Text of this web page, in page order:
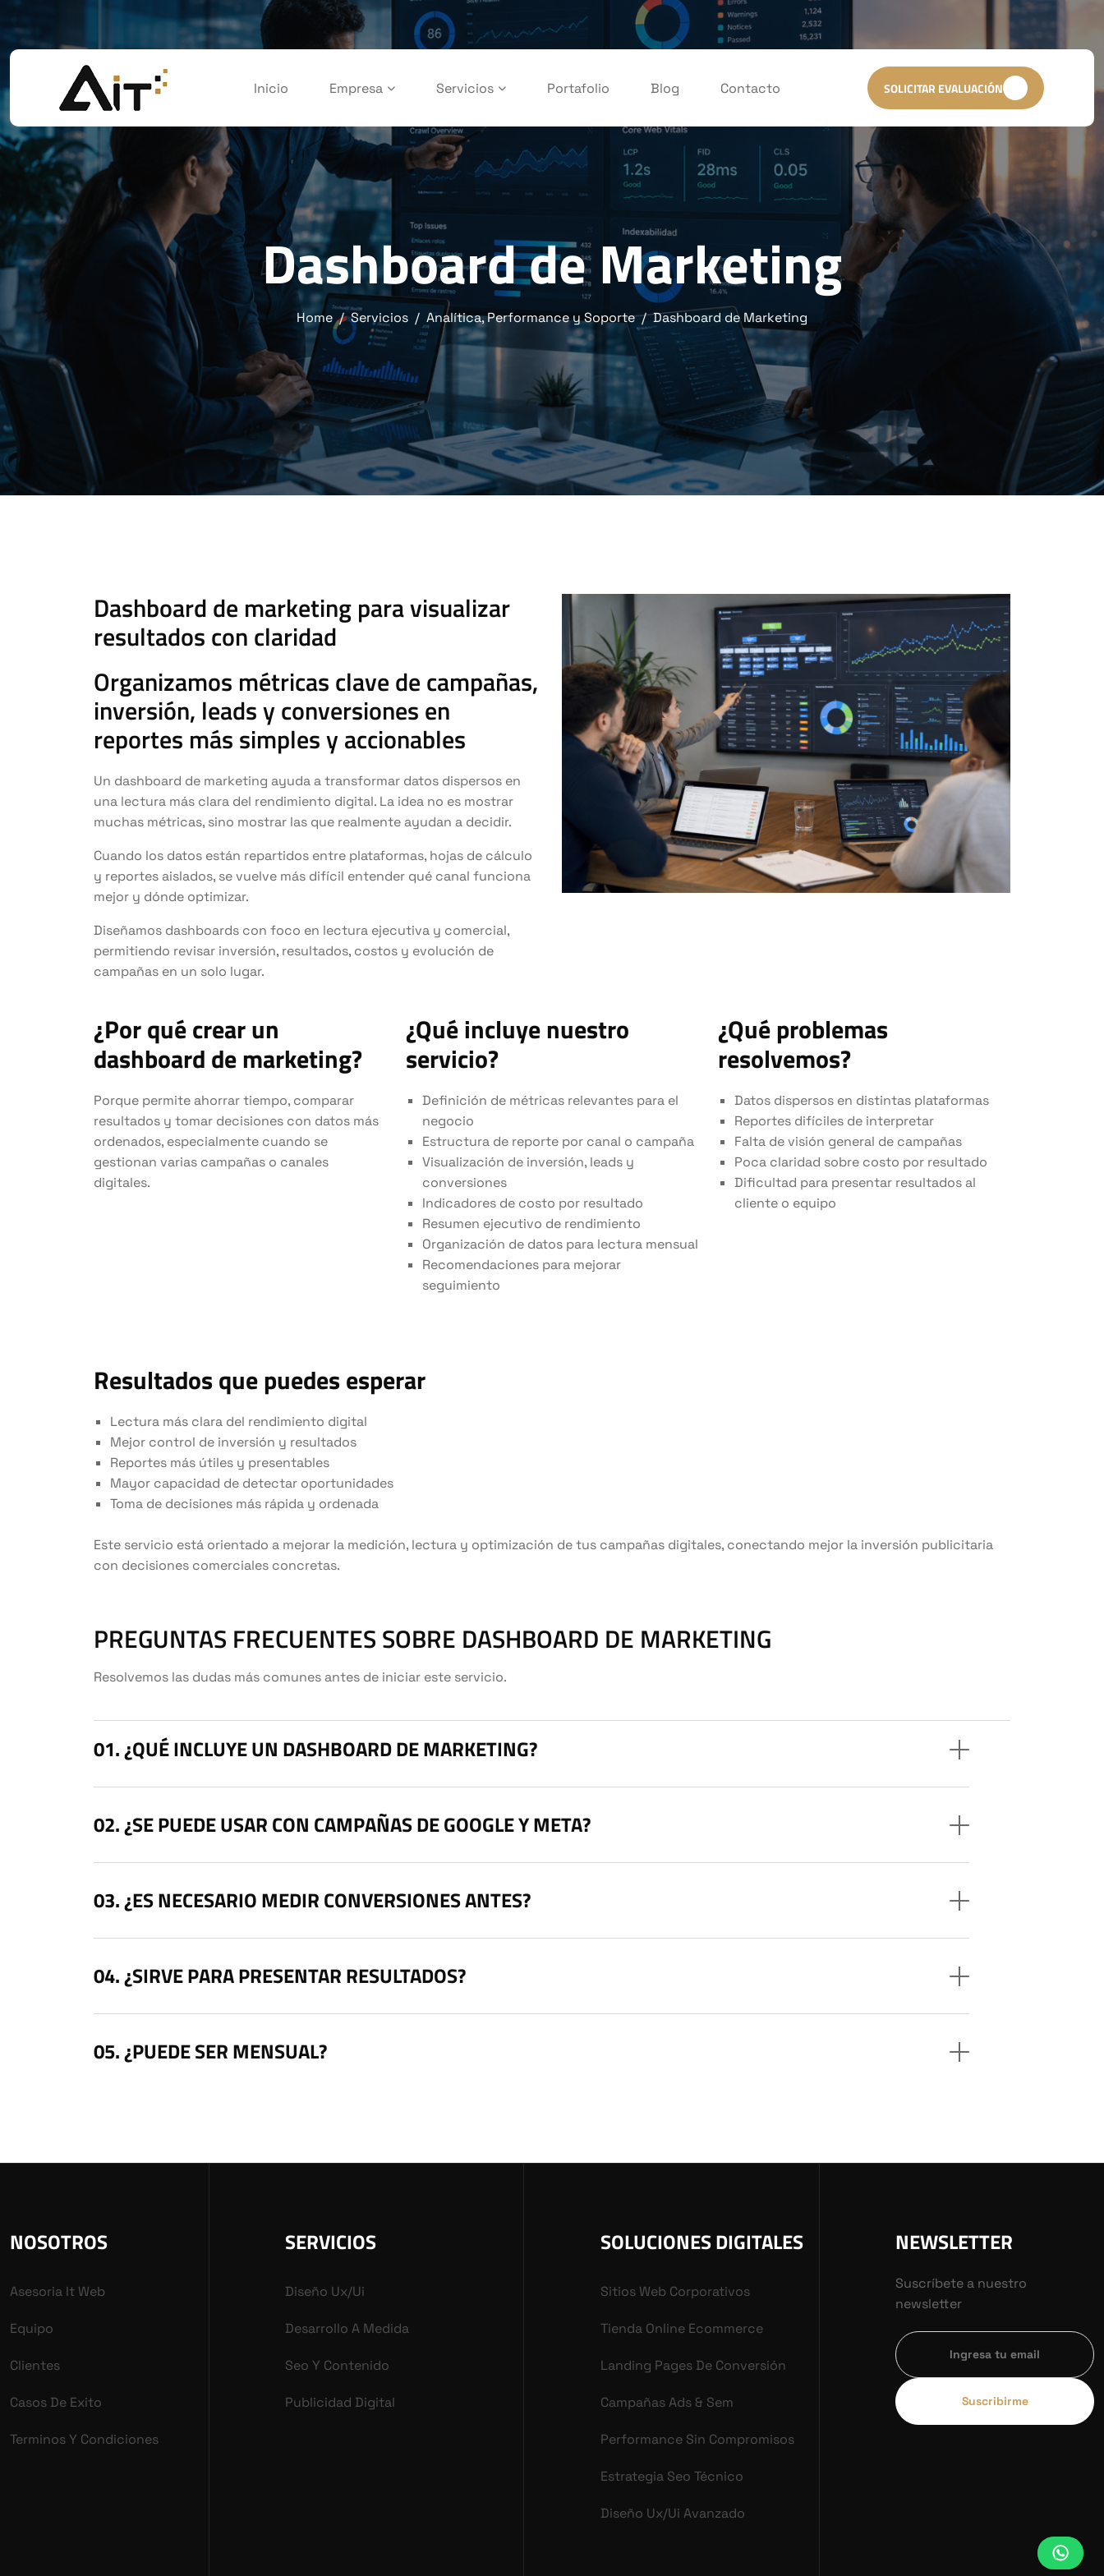
Inicio Empresa Servicios Portafolio Blog Contacto SOLICITAR EVALUACIÓN
Dashboard de Marketing
Home Servicios Analítica, Performance y Soporte Dashboard de Marketing
Dashboard de marketing para visualizar
resultados con claridad
Organizamos métricas clave de campañas,
inversión, leads y conversiones en
reportes más simples y accionables
Un dashboard de marketing ayuda a transformar datos dispersos en
una lectura más clara del rendimiento digital. La idea no es mostrar
muchas métricas, sino mostrar las que realmente ayudan a decidir.
Cuando los datos están repartidos entre plataformas, hojas de cálculo
y reportes aislados, se vuelve más difícil entender qué canal funciona
mejor y dónde optimizar.
Diseñamos dashboards con foco en lectura ejecutiva y comercial,
permitiendo revisar inversión, resultados, costos y evolución de
campañas en un solo lugar.
¿Por qué crear un
dashboard de marketing?
Porque permite ahorrar tiempo, comparar
resultados y tomar decisiones con datos más
ordenados, especialmente cuando se
gestionan varias campañas o canales
digitales.
¿Qué incluye nuestro
servicio?
Definición de métricas relevantes para el
negocio
Estructura de reporte por canal o campaña
Visualización de inversión, leads y
conversiones
Indicadores de costo por resultado
Resumen ejecutivo de rendimiento
Organización de datos para lectura mensual
Recomendaciones para mejorar
seguimiento
¿Qué problemas
resolvemos?
Datos dispersos en distintas plataformas
Reportes difíciles de interpretar
Falta de visión general de campañas
Poca claridad sobre costo por resultado
Dificultad para presentar resultados al
cliente o equipo
Resultados que puedes esperar
Lectura más clara del rendimiento digital
Mejor control de inversión y resultados
Reportes más útiles y presentables
Mayor capacidad de detectar oportunidades
Toma de decisiones más rápida y ordenada
Este servicio está orientado a mejorar la medición, lectura y optimización de tus campañas digitales, conectando mejor la inversión publicitaria
con decisiones comerciales concretas.
PREGUNTAS FRECUENTES SOBRE DASHBOARD DE MARKETING
Resolvemos las dudas más comunes antes de iniciar este servicio.
¿QUÉ INCLUYE UN DASHBOARD DE MARKETING?
¿SE PUEDE USAR CON CAMPAÑAS DE GOOGLE Y META?
¿ES NECESARIO MEDIR CONVERSIONES ANTES?
¿SIRVE PARA PRESENTAR RESULTADOS?
¿PUEDE SER MENSUAL?
NOSOTROS
Asesoria It Web
Equipo
Clientes
Casos De Exito
Terminos Y Condiciones
SERVICIOS
Diseño Ux/ui
Desarrollo A Medida
Seo Y Contenido
Publicidad Digital
SOLUCIONES DIGITALES
Sitios Web Corporativos
Tienda Online Ecommerce
Landing Pages De Conversión
Campañas Ads & Sem
Performance Sin Compromisos
Estrategia Seo Técnico
Diseño Ux/ui Avanzado
NEWSLETTER
Suscríbete a nuestro
newsletter
Suscribirme